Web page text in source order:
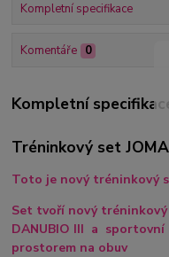
Kompletní specifikace
Komentáře 0
Kompletní
Tréninkový set
Toto je nový tréninkový
Set tvoří nový tréninkový
DANUBIO III a sportovní
prostorem na obuv